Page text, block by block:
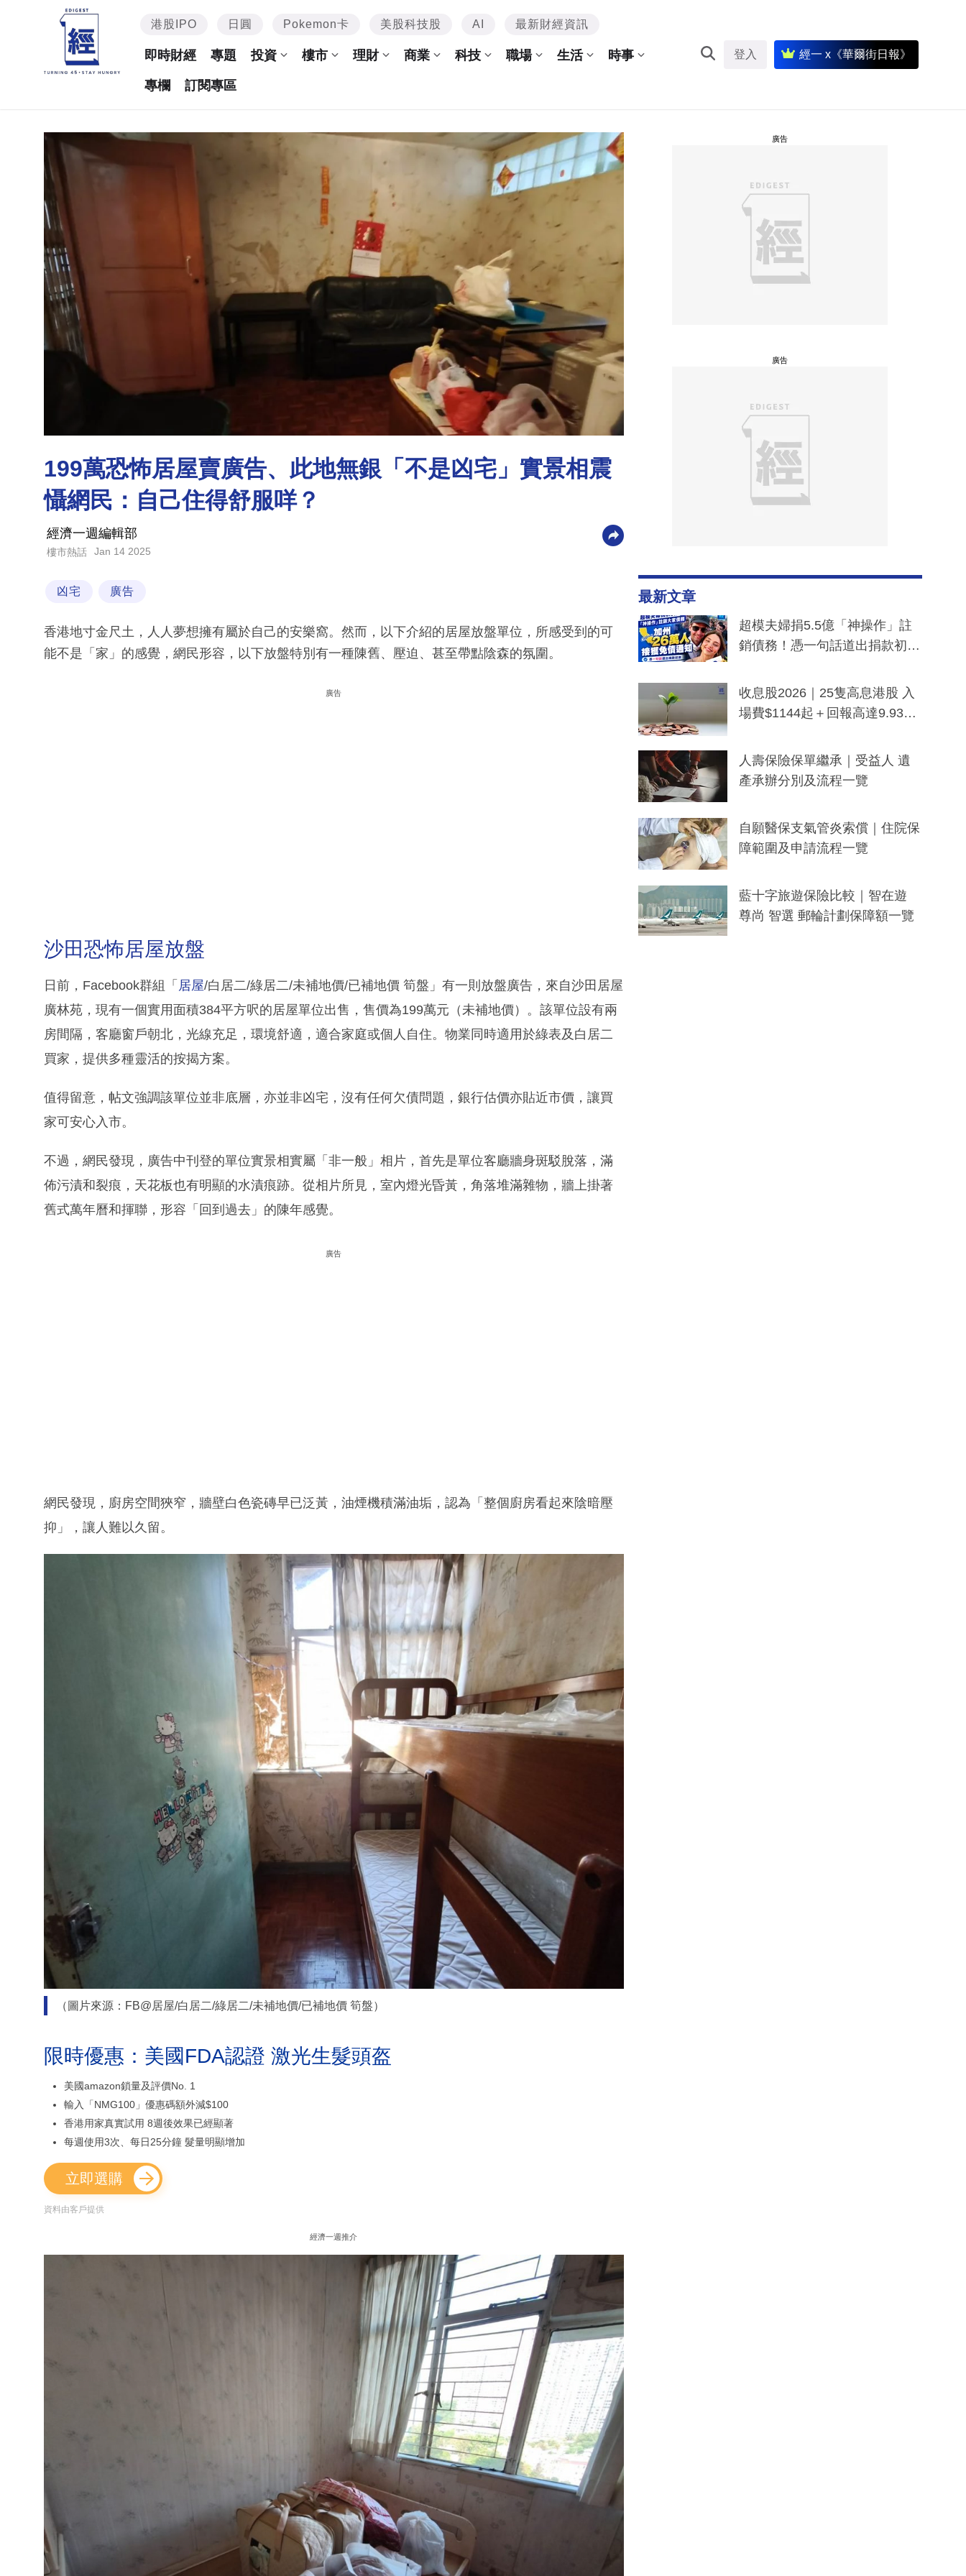
港股IPO 日圓 Pokemon卡 美股科技股 AI 最新財經資訊
即時財經 專題 投資 樓市 理財 商業 科技 職場 生活 時事
專欄 訂閱專區
登入 經一 x《華爾街日報》
199萬恐怖居屋賣廣告、此地無銀「不是凶宅」實景相震
懾網民：自己住得舒服咩？
經濟一週編輯部
樓市熱話 Jan 14 2025
凶宅 廣告
香港地寸金尺土，人人夢想擁有屬於自己的安樂窩。然而，以下介紹的居屋放盤單位，所感受到的可
能不是「家」的感覺，網民形容，以下放盤特別有一種陳舊、壓迫、甚至帶點陰森的氛圍。
廣告
沙田恐怖居屋放盤
日前，Facebook群組「 居屋/白居二/綠居二/未補地價/已補地價 筍盤」有一則放盤廣告，來自沙田居屋
廣林苑，現有一個實用面積384平方呎的居屋單位出售，售價為199萬元（未補地價）。該單位設有兩
房間隔，客廳窗戶朝北，光線充足，環境舒適，適合家庭或個人自住。物業同時適用於綠表及白居二
買家，提供多種靈活的按揭方案。
值得留意，帖文強調該單位並非底層，亦並非凶宅，沒有任何欠債問題，銀行估價亦貼近市價，讓買
家可安心入市。
不過，網民發現，廣告中刊登的單位實景相實屬「非一般」相片，首先是單位客廳牆身斑駁脫落，滿
佈污漬和裂痕，天花板也有明顯的水漬痕跡。從相片所見，室內燈光昏黃，角落堆滿雜物，牆上掛著
舊式萬年曆和揮聯，形容「回到過去」的陳年感覺。
廣告
網民發現，廚房空間狹窄，牆壁白色瓷磚早已泛黃，油煙機積滿油垢，認為「整個廚房看起來陰暗壓
抑」，讓人難以久留。
（圖片來源：FB@居屋/白居二/綠居二/未補地價/已補地價 筍盤）
限時優惠：美國FDA認證 激光生髮頭盔
美國amazon鎖量及評價No. 1
輸入「NMG100」優惠碼額外減$100
香港用家真實試用 8週後效果已經顯著
每週使用3次、每日25分鐘 髮量明顯增加
立即選購
資料由客戶提供
經濟一週推介
廣告
廣告
最新文章
超模夫婦捐5.5億「神操作」註
銷債務！憑一句話道出捐款初
一度被誤當詐騙手段
收息股2026｜25隻高息港股 入
場費$1144起＋回報高達9.93
人壽保險保單繼承｜受益人 遺
產承辦分別及流程一覽
自願醫保支氣管炎索償｜住院保
障範圍及申請流程一覽
藍十字旅遊保險比較｜智在遊
尊尚 智選 郵輪計劃保障額一覽